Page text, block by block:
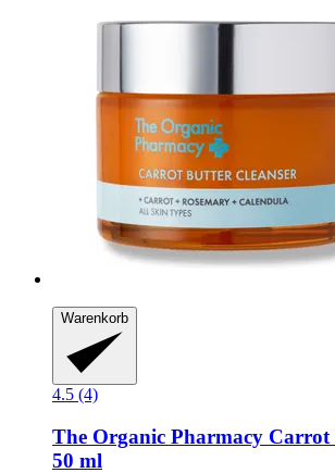
Warenkorb
4.5 (4)
The Organic Pharmacy Carrot
50 ml